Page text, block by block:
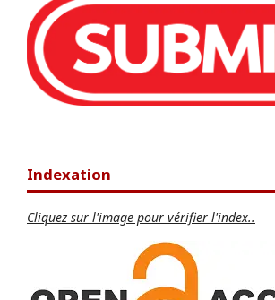
Indexation
Cliquez sur l'image pour vérifier l'index..